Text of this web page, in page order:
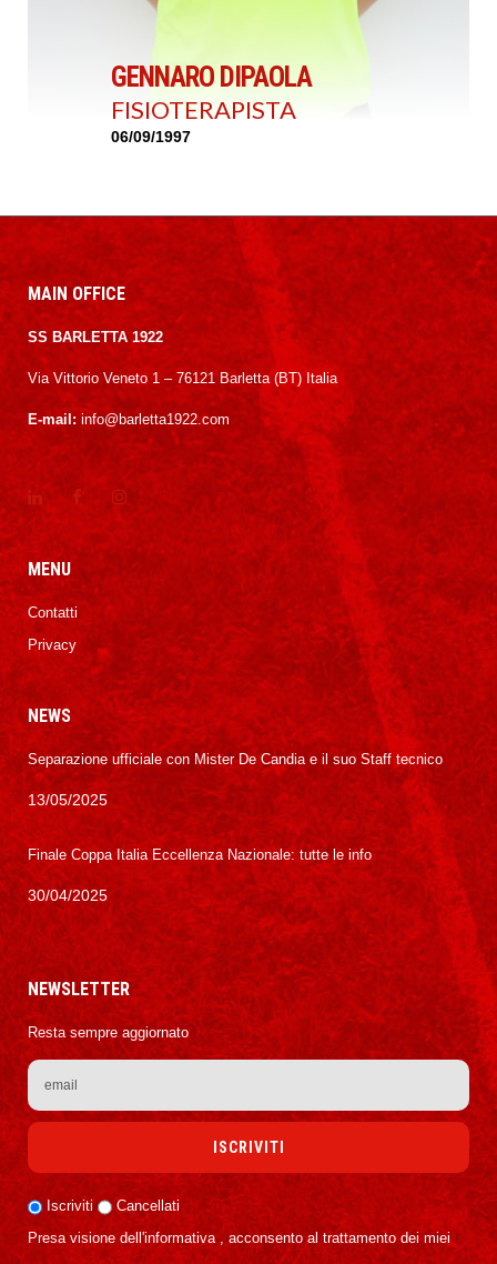
GENNARO DIPAOLA
FISIOTERAPISTA
06/09/1997
MAIN OFFICE
SS BARLETTA 1922
Via Vittorio Veneto 1 – 76121 Barletta (BT) Italia
E-mail: info@barletta1922.com
MENU
Contatti
Privacy
NEWS
Separazione ufficiale con Mister De Candia e il suo Staff tecnico
13/05/2025
Finale Coppa Italia Eccellenza Nazionale: tutte le info
30/04/2025
NEWSLETTER
Resta sempre aggiornato
Iscriviti
Cancellati
Presa visione dell'informativa , acconsento al trattamento dei miei